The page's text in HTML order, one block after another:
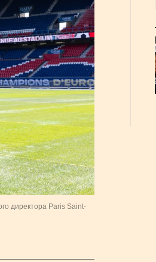
директора Paris Saint-